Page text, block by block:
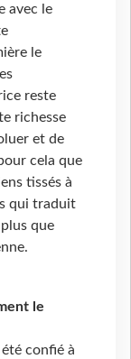
avec le
le
reste
richesse
et de
cela que
tissés à
qui traduit
que
le
confié à